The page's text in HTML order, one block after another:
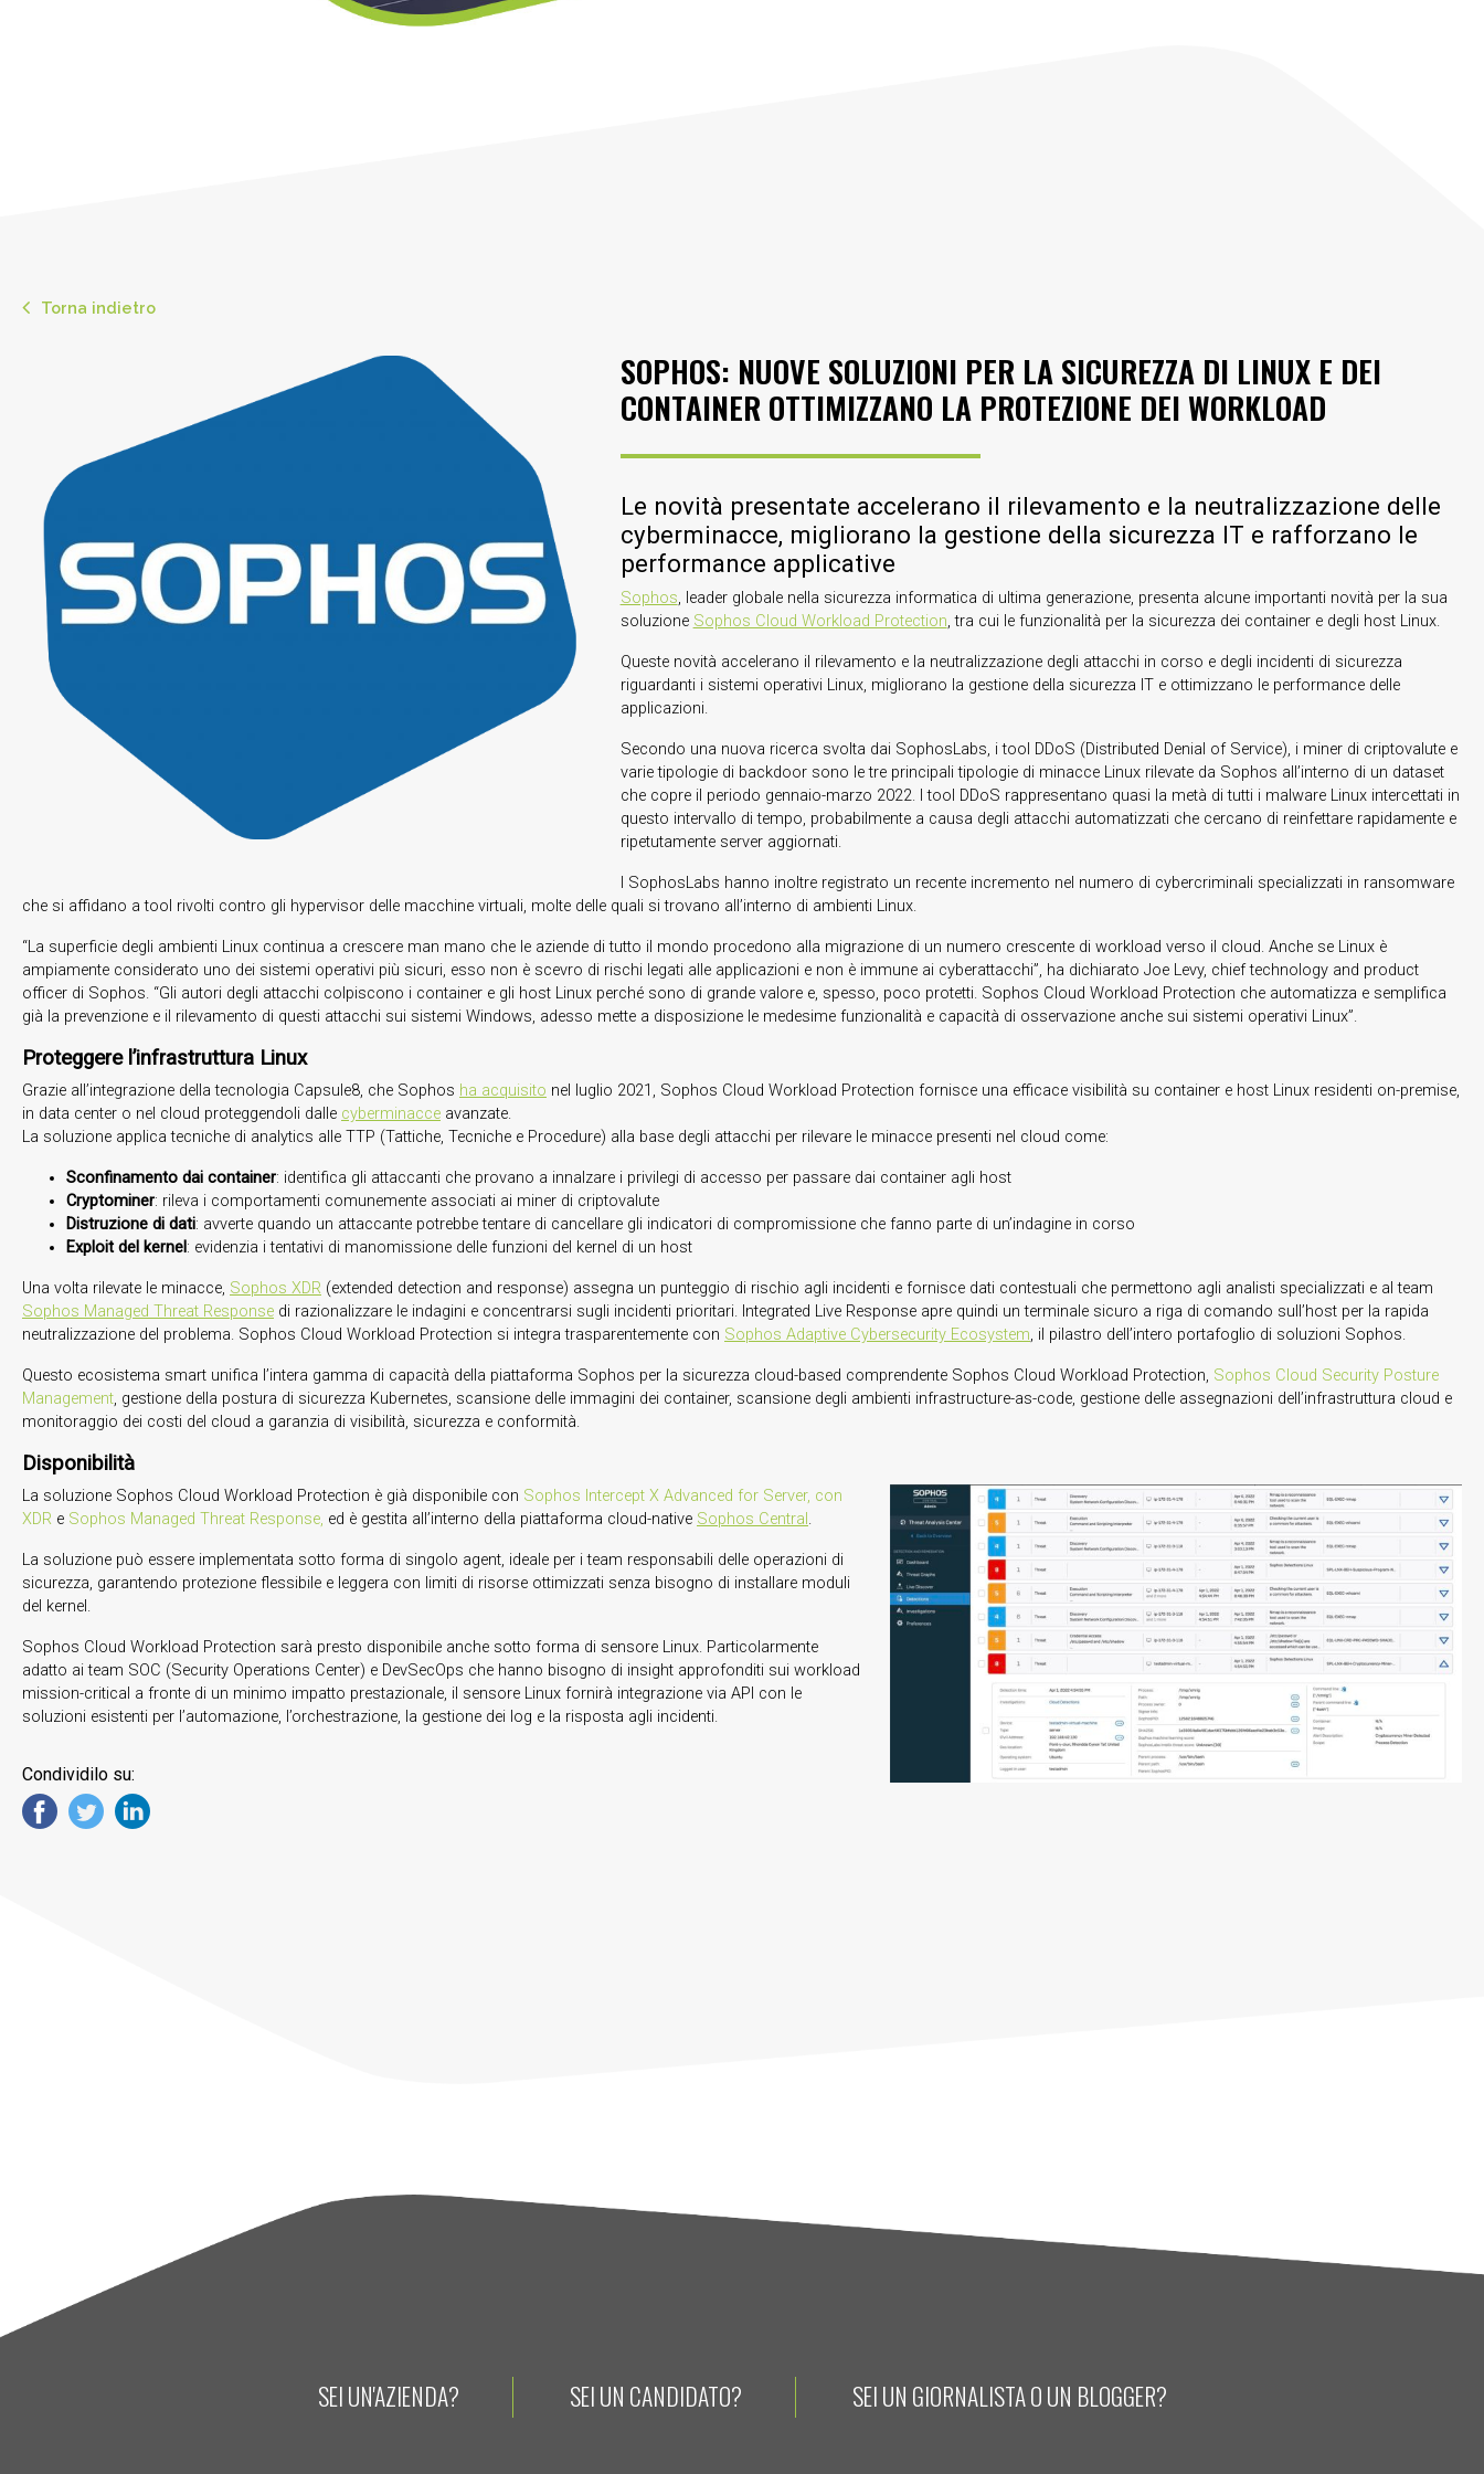
Torna indietro
SOPHOS: NUOVE SOLUZIONI PER LA SICUREZZA DI LINUX E DEI
CONTAINER OTTIMIZZANO LA PROTEZIONE DEI WORKLOAD
Le novità presentate accelerano il rilevamento e la neutralizzazione delle
cyberminacce, migliorano la gestione della sicurezza IT e rafforzano le
performance applicative
Sophos, leader globale nella sicurezza informatica di ultima generazione, presenta alcune importanti novità per la sua
soluzione Sophos Cloud Workload Protection, tra cui le funzionalità per la sicurezza dei container e degli host Linux.
Queste novità accelerano il rilevamento e la neutralizzazione degli attacchi in corso e degli incidenti di sicurezza
riguardanti i sistemi operativi Linux, migliorano la gestione della sicurezza IT e ottimizzano le performance delle
applicazioni.
Secondo una nuova ricerca svolta dai SophosLabs, i tool DDoS (Distributed Denial of Service), i miner di criptovalute e
varie tipologie di backdoor sono le tre principali tipologie di minacce Linux rilevate da Sophos all’interno di un dataset
che copre il periodo gennaio-marzo 2022. I tool DDoS rappresentano quasi la metà di tutti i malware Linux intercettati in
questo intervallo di tempo, probabilmente a causa degli attacchi automatizzati che cercano di reinfettare rapidamente e
ripetutamente server aggiornati.
I SophosLabs hanno inoltre registrato un recente incremento nel numero di cybercriminali specializzati in ransomware
che si affidano a tool rivolti contro gli hypervisor delle macchine virtuali, molte delle quali si trovano all’interno di ambienti Linux.
“La superficie degli ambienti Linux continua a crescere man mano che le aziende di tutto il mondo procedono alla migrazione di un numero crescente di workload verso il cloud. Anche se Linux è
ampiamente considerato uno dei sistemi operativi più sicuri, esso non è scevro di rischi legati alle applicazioni e non è immune ai cyberattacchi”, ha dichiarato Joe Levy, chief technology and product
officer di Sophos. “Gli autori degli attacchi colpiscono i container e gli host Linux perché sono di grande valore e, spesso, poco protetti. Sophos Cloud Workload Protection che automatizza e semplifica
già la prevenzione e il rilevamento di questi attacchi sui sistemi Windows, adesso mette a disposizione le medesime funzionalità e capacità di osservazione anche sui sistemi operativi Linux”.
Proteggere l’infrastruttura Linux
Grazie all’integrazione della tecnologia Capsule8, che Sophos ha acquisito nel luglio 2021, Sophos Cloud Workload Protection fornisce una efficace visibilità su container e host Linux residenti on-premise,
in data center o nel cloud proteggendoli dalle cyberminacce avanzate.
La soluzione applica tecniche di analytics alle TTP (Tattiche, Tecniche e Procedure) alla base degli attacchi per rilevare le minacce presenti nel cloud come:
Sconfinamento dai container: identifica gli attaccanti che provano a innalzare i privilegi di accesso per passare dai container agli host
Cryptominer: rileva i comportamenti comunemente associati ai miner di criptovalute
Distruzione di dati: avverte quando un attaccante potrebbe tentare di cancellare gli indicatori di compromissione che fanno parte di un’indagine in corso
Exploit del kernel : evidenzia i tentativi di manomissione delle funzioni del kernel di un host
Una volta rilevate le minacce, Sophos XDR (extended detection and response) assegna un punteggio di rischio agli incidenti e fornisce dati contestuali che permettono agli analisti specializzati e al team
Sophos Managed Threat Response di razionalizzare le indagini e concentrarsi sugli incidenti prioritari. Integrated Live Response apre quindi un terminale sicuro a riga di comando sull’host per la rapida
neutralizzazione del problema. Sophos Cloud Workload Protection si integra trasparentemente con Sophos Adaptive Cybersecurity Ecosystem, il pilastro dell’intero portafoglio di soluzioni Sophos.
Questo ecosistema smart unifica l’intera gamma di capacità della piattaforma Sophos per la sicurezza cloud-based comprendente Sophos Cloud Workload Protection, Sophos Cloud Security Posture
Management, gestione della postura di sicurezza Kubernetes, scansione delle immagini dei container, scansione degli ambienti infrastructure-as-code, gestione delle assegnazioni dell’infrastruttura cloud e
monitoraggio dei costi del cloud a garanzia di visibilità, sicurezza e conformità.
Disponibilità
La soluzione Sophos Cloud Workload Protection è già disponibile con Sophos Intercept X Advanced for Server, con
XDR e Sophos Managed Threat Response, ed è gestita all’interno della piattaforma cloud-native Sophos Central .
La soluzione può essere implementata sotto forma di singolo agent, ideale per i team responsabili delle operazioni di
sicurezza, garantendo protezione flessibile e leggera con limiti di risorse ottimizzati senza bisogno di installare moduli
del kernel.
Sophos Cloud Workload Protection sarà presto disponibile anche sotto forma di sensore Linux. Particolarmente
adatto ai team SOC (Security Operations Center) e DevSecOps che hanno bisogno di insight approfonditi sui workload
mission-critical a fronte di un minimo impatto prestazionale, il sensore Linux fornirà integrazione via API con le
soluzioni esistenti per l’automazione, l’orchestrazione, la gestione dei log e la risposta agli incidenti.
Condividilo su:
SEI UN'AZIENDA? SEI UN CANDIDATO? SEI UN GIORNALISTA O UN BLOGGER?